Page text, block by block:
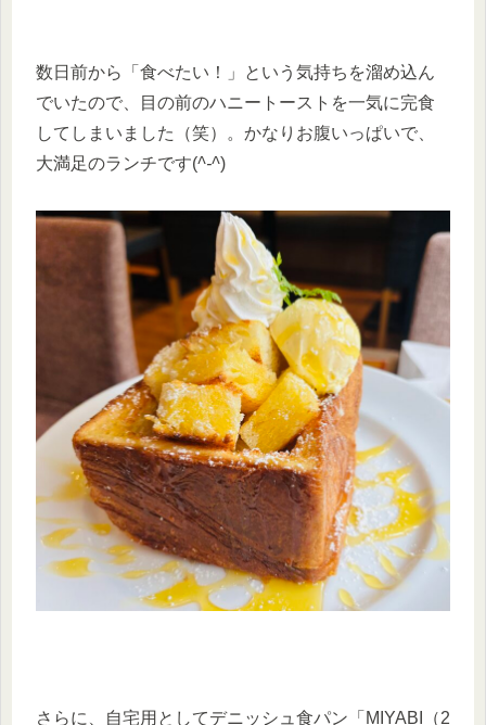
数日前から「食べたい！」という気持ちを溜め込ん
でいたので、目の前のハニートーストを一気に完食
してしまいました（笑）。かなりお腹いっぱいで、
大満足のランチです(^-^)
さらに、自宅用としてデニッシュ食パン「MIYABI（2